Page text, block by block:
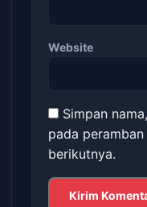
Website
Simpan
pada
berikutnya.